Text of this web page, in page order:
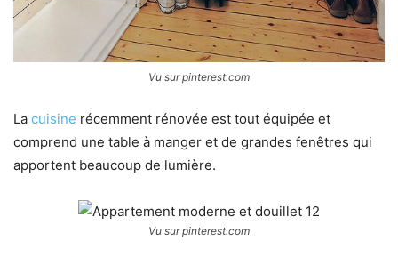
Vu sur pinterest.com
La cuisine récemment rénovée est tout équipée et
comprend une table à manger et de grandes fenêtres qui
apportent beaucoup de lumière.
Vu sur pinterest.com